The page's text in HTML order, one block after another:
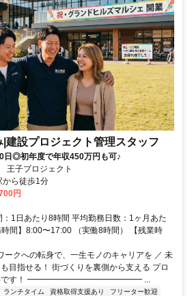
建設プロジェクト管理スタッフ
◎初年度で年収450万円も可♪
王子プロジェクト
から徒歩1分
円
1日あたり8時間 平均勤務日数：1ヶ月あた
間】8:00〜17:00 （実働8時間） 【残業時
ークへの転身で、一生モノのキャリアを ／ 未
目指せる！ 街づくりを裏側から支える プロ
事です！ ━━━━━━━━━━━━━━ ...
ランチタイム 資格取得支援あり
フリーター歓迎